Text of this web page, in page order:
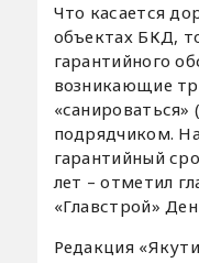
Что касается
объектах БКД,
гарантийного
возникающие
подрядчиком.
гарантийный
лет – отметил
«Главстрой»
Редакция